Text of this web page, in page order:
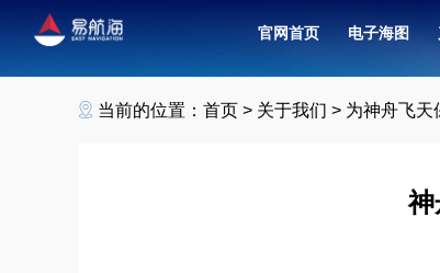
官网首页 电子海图
当前的位置： 首页 > 关于我们 > 为神舟飞天
神